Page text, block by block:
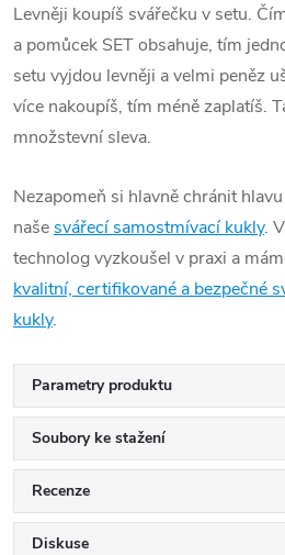
Levněji koupíš svářečku v setu.
a pomůcek SET obsahuje, tím
setu vyjdou levněji a velmi peněz
více nakoupíš, tím méně zaplatíš.
množstevní sleva.
Nezapomeň si hlavně chránit
našesvářecí samostmívací kukly.
technolog vyzkoušel v praxi a
kvalitní, certifikované a bezpečné
kukly.
Parametry produktu
Soubory ke stažení
Recenze
Diskuse